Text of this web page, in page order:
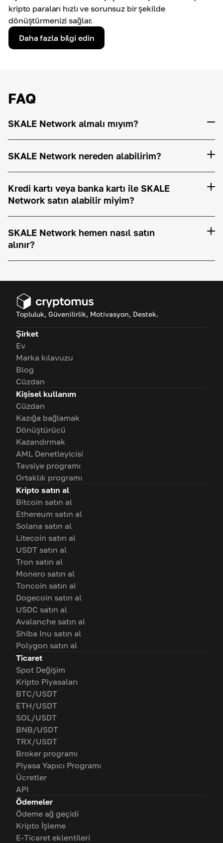
kripto paraları hızlı ve sorunsuz bir şekilde
dönüştürmenizi sağlar.
Daha fazla bilgi edin
FAQ
SKALE Network almalı mıyım?
SKALE Network nereden alabilirim?
Kredi kartı veya banka kartı ile SKALE
Network satın alabilir miyim?
SKALE Network hemen nasıl satın
alınır?
Topluluk, Güvenilirlik, Motivasyon, Destek.
Şirket
Ev
Marka kılavuzu
Blog
Cüzdan
Kişisel kullanım
Cüzdan
Kazığa bağlamak
Dönüştürücü
Kazandırmak
AML Denetleyicisi
Tavsiye programı
Ortaklık programı
Kripto satın al
Bitcoin satın al
Ethereum satın al
Solana satın al
Litecoin satın al
USDT satın al
Tron satın al
Monero satın al
Toncoin satın al
Dogecoin satın al
USDC satın al
Avalanche satın al
Shiba Inu satın al
Polygon satın al
Ticaret
Spot Değişim
Kripto Piyasaları
BTC/USDT
ETH/USDT
SOL/USDT
BNB/USDT
TRX/USDT
Broker programı
Piyasa Yapıcı Programı
Ücretler
API
Ödemeler
Ödeme ağ geçidi
Kripto İşleme
E-Ticaret eklentileri